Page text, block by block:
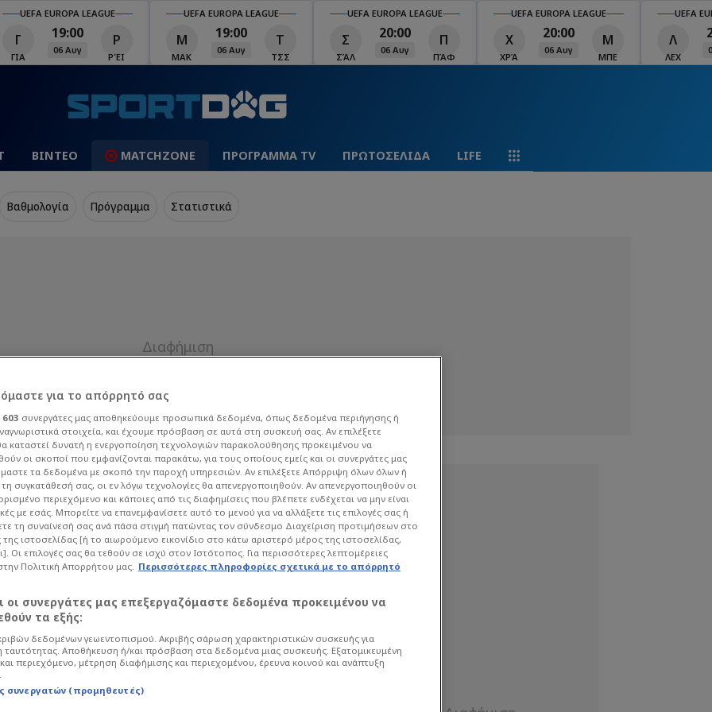
UEFA EUROPA LEAGUE
Γ
ΓΙΑ
19:00
06 Αυγ
Ρ
ΡΈΙ
UEFA EUROPA LEAGUE
Μ
ΜΑΚ
19:00
06 Αυγ
Τ
ΤΣΣ
UEFA EUROPA LEAGUE
Σ
ΣΆΛ
20:00
06 Αυγ
Π
ΠΆΦ
UEFA EUROPA LEAGUE
Χ
ΧΡΆ
20:00
06 Αυγ
Μ
ΜΠΕ
UEFA
Λ
ΛΕΧ
ΒΙΝΤΕΟ MATCHZONE ΠΡΟΓΡΑΜΜΑ TV ΠΡΩΤΟΣΕΛΙΔΑ LIFE
Βαθμολογία Πρόγραμμα Στατιστικά
του βάζει
επενδύει
καλοκαίρι μπορεί ο συγκεκριμένος
στα ταμεία της ΠΑΕ, όμως το
για την ώρα δεν το σκέφτεται...
για το απόρρητό σας
603 συνεργάτες μας αποθηκεύουμε προσωπικά δεδομένα, όπως δεδομένα περιήγησης ή
στοιχεία, και έχουμε πρόσβαση σε αυτά στη συσκευή σας. Αν επιλέξετε
καταστεί δυνατή η ενεργοποίηση τεχνολογιών παρακολούθησης προκειμένου να
οι σκοποί που εμφανίζονται παρακάτω, για τους οποίους εμείς και οι συνεργάτες μας
τα δεδομένα με σκοπό την παροχή υπηρεσιών. Αν επιλέξετε Απόρριψη όλων όλων ή
συγκατάθεσή σας, οι εν λόγω τεχνολογίες θα απενεργοποιηθούν. Αν απενεργοποιηθούν οι
περιεχόμενο και κάποιες από τις διαφημίσεις που βλέπετε ενδέχεται να μην είναι
με εσάς. Μπορείτε να επανεμφανίσετε αυτό το μενού για να αλλάξετε τις επιλογές σας ή
τη συναίνεσή σας ανά πάσα στιγμή πατώντας τον σύνδεσμο Διαχείριση προτιμήσεων στο
ιστοσελίδας [ή το αιωρούμενο εικονίδιο στο κάτω αριστερό μέρος της ιστοσελίδας,
Οι επιλογές σας θα τεθούν σε ισχύ στον Ιστότοπος. Για περισσότερες λεπτομέρειες
Πολιτική Απορρήτου μας. Περισσότερες πληροφορίες σχετικά με το απόρρητό
οι συνεργάτες μας επεξεργαζόμαστε δεδομένα προκειμένου να
τα εξής:
δεδομένων γεωεντοπισμού. Ακριβής σάρωση χαρακτηριστικών συσκευής για
ταυτότητας. Αποθήκευση ή/και πρόσβαση στα δεδομένα μιας συσκευής. Εξατομικευμένη
περιεχόμενο, μέτρηση διαφήμισης και περιεχομένου, έρευνα κοινού και ανάπτυξη
συνεργατών (προμηθευτές)